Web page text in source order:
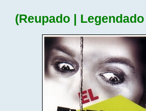
(Reupado |